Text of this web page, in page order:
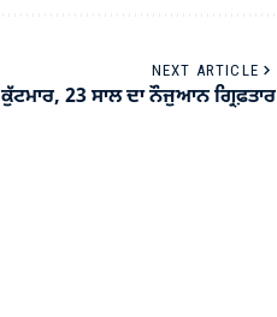
NEXT ARTICLE
23 ਸਾਲ ਦਾ ਨੌਜੁਆਨ ਗ੍ਰਿਫ਼ਤਾਰ